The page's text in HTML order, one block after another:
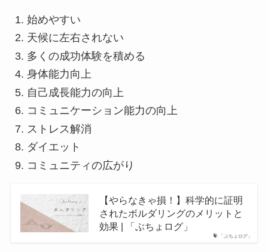
クライミングシューズ
チョーク
始めやすい
天候に左右されない
多くの成功体験を積める
身体能力向上
自己成長能力の向上
コミュニケーション能力の向上
ストレス解消
ダイエット
コミュニティの広がり
「ぶちょログ」
【やらなきゃ損！】科学的に証明
されたボルダリングのメリットと
効果 | 「ぶちょログ」